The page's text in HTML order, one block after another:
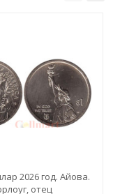
2026 год. Айова.
отец